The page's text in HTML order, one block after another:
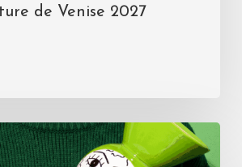
de Venise 2027